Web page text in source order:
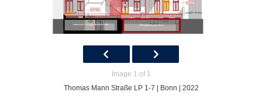
Image 1 of 1
Thomas Mann Straße LP 1-7 | Bonn | 2022